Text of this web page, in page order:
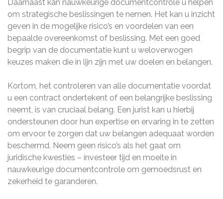
Daarnaast kan nauwkeurige documentcontrole u helpen
om strategische beslissingen te nemen. Het kan u inzicht
geven in de mogelijke risico’s en voordelen van een
bepaalde overeenkomst of beslissing. Met een goed
begrip van de documentatie kunt u weloverwogen
keuzes maken die in lijn zijn met uw doelen en belangen.
Kortom, het controleren van alle documentatie voordat
u een contract ondertekent of een belangrijke beslissing
neemt, is van cruciaal belang. Een jurist kan u hierbij
ondersteunen door hun expertise en ervaring in te zetten
om ervoor te zorgen dat uw belangen adequaat worden
beschermd. Neem geen risico’s als het gaat om
juridische kwesties – investeer tijd en moeite in
nauwkeurige documentcontrole om gemoedsrust en
zekerheid te garanderen.